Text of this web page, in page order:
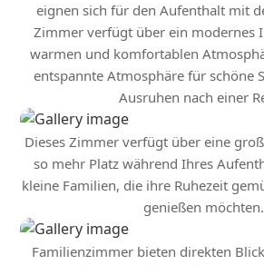
eignen sich für den Aufenthalt mit
Zimmer verfügt über ein modernes
warmen und komfortablen
entspannte Atmosphäre für schöne
Ausruhen nach einer
Dieses Zimmer verfügt über eine
so mehr Platz während Ihres
kleine Familien, die ihre Ruhezeit
genießen möchten.
Familienzimmer bieten direkten